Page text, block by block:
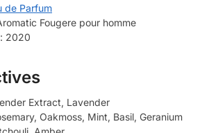
de Parfum
Fougere pour homme
: 2020
Extract, Lavender
Oakmoss, Mint, Basil, Geranium